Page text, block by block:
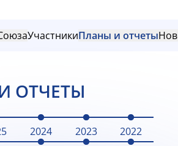
УчастникиПланы и отчеты
ОТЧЕТЫ
2024 2023
2022